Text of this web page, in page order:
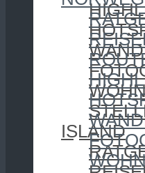
ISLAND